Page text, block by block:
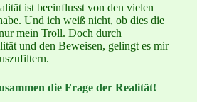
ist beeinflusst von den vielen
Und ich weiß nicht, ob dies die
mein Troll. Doch durch
und den Beweisen, gelingt es mir
die Frage der Realität!